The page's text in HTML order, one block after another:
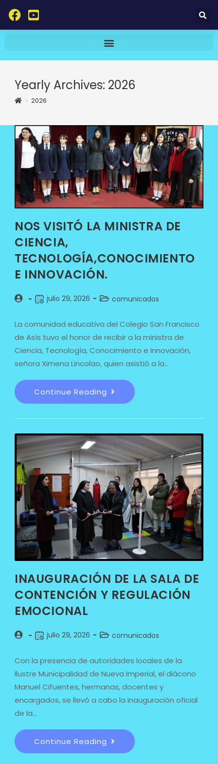
Yearly Archives: 2026
> 2026
NOS VISITÓ LA MINISTRA DE
CIENCIA,
TECNOLOGÍA,CONOCIMIENTO
E INNOVACIÓN.
julio 29, 2026 comunicados
La comunidad educativa del Colegio San Francisco
de Asís tuvo el honor de recibir a la ministra de
Ciencia, Tecnología, Conocimiento e Innovación,
señora Ximena Lincolao, quien asistió a la…
Continue Reading
INAUGURACIÓN DE LA SALA DE
CONTENCIÓN Y REGULACIÓN
EMOCIONAL
julio 29, 2026 comunicados
Con la presencia de autoridades locales de la
Ilustre Municipalidad de Nueva Imperial, el diácono
Manuel Cifuentes, hermanas, docentes y
encargados, se llevó a cabo la inauguración oficial
de la…
Continue Reading